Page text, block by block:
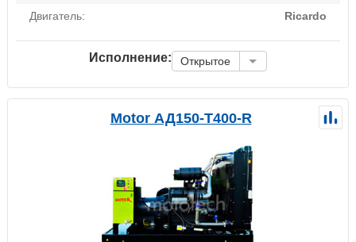
Двигатель:
Ricardo
Исполнение: Открытое
Motor АД150-Т400-R